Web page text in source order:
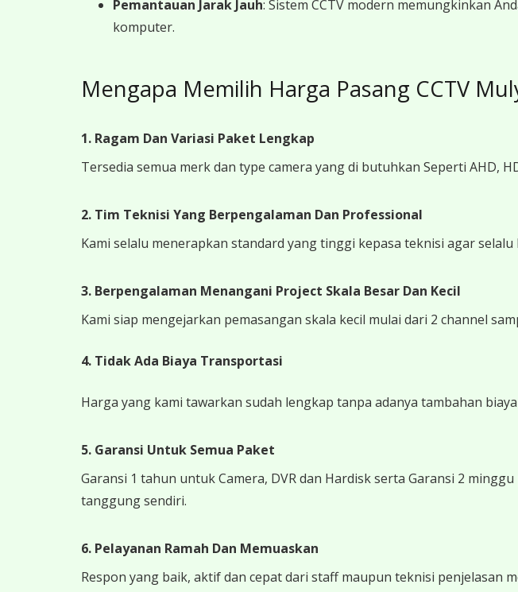
Pemantauan Jarak Jauh: Sistem CCTV modern memungkinkan
komputer.
Mengapa Memilih Harga Pasang CCTV
1. Ragam Dan Variasi Paket Lengkap
Tersedia semua merk dan type camera yang di butuhkan Seperti AHD,
2. Tim Teknisi Yang Berpengalaman Dan Professional
Kami selalu menerapkan standard yang tinggi kepasa teknisi agar
3. Berpengalaman Menangani Project Skala Besar Dan Kecil
Kami siap mengejarkan pemasangan skala kecil mulai dari 2 channel
4. Tidak Ada Biaya Transportasi
Harga yang kami tawarkan sudah lengkap tanpa adanya tambahan
5. Garansi Untuk Semua Paket
Garansi 1 tahun untuk Camera, DVR dan Hardisk serta Garansi 2
tanggung sendiri.
6. Pelayanan Ramah Dan Memuaskan
Respon yang baik, aktif dan cepat dari staff maupun teknisi penjelasan